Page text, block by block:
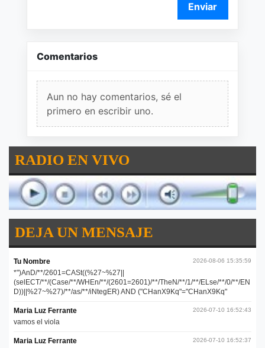
Enviar
Comentarios
Aun no hay comentarios, sé el
primero en escribir uno.
RADIO EN VIVO
DEJA UN MENSAJE